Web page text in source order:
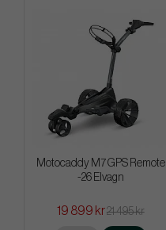
Motocaddy M7 GPS Remote
-26 Elvagn
19 899 kr21 495 kr